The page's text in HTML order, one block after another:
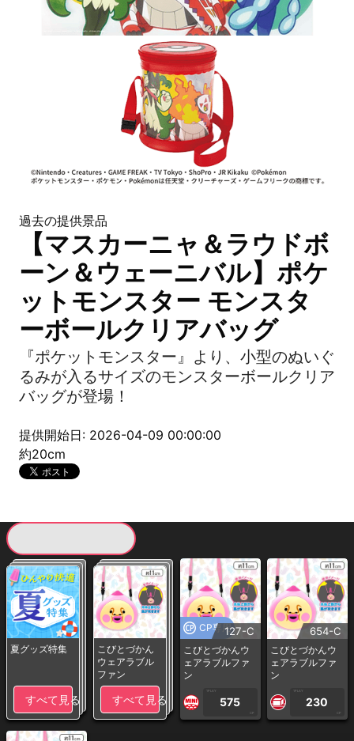
過去の提供景品
【マスカーニャ＆ラウドボ
ーン＆ウェーニバル】ポケ
ットモンスター モンスタ
ーボールクリアバッグ
『ポケットモンスター』より、小型のぬいぐ
るみが入るサイズのモンスターボールクリア
バッグが登場！
提供開始日: 2026-04-09 00:00:00
約20cm
夏グッズ特集
すべて見る
こびとづかん
ウェアラブル
ファン
すべて見る
CP専用127-C
こびとづかんウ
ェアラブルファ
ン
1PLAY
575
CP
654-C
こびとづかんウ
ェアラブルファ
ン
1PLAY
230
CP